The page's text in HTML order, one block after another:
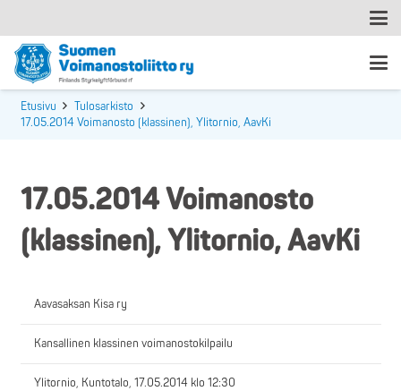
Etusivu
Tulosarkisto
17.05.2014 Voimanosto (klassinen), Ylitornio, AavKi
17.05.2014 Voimanosto
(klassinen), Ylitornio, AavKi
Aavasaksan Kisa ry
Kansallinen klassinen voimanostokilpailu
Ylitornio, Kuntotalo, 17.05.2014 klo 12:30